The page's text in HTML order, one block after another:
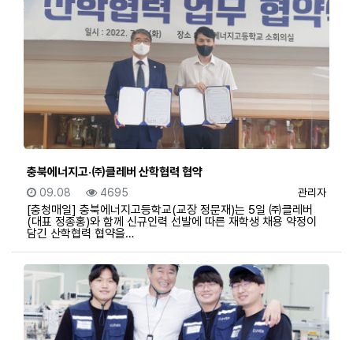
충북에너지고·㈜클레버 산학협력 협약
등록자
관리자
등록일
09.08 조회
4695
[충청매일] 충북에너지고등학교(교장 정문재)는 5일 ㈜클레버
(대표 정종홍)와 함께 신규인력 선발에 따른 재학생 채용 약정이
담긴 산학협력 협약을…